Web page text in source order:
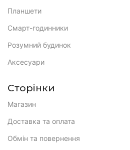
Планшети
Смарт-годинники
Розумний будинок
Аксесуари
Сторінки
Магазин
Доставка та оплата
Обмін та повернення